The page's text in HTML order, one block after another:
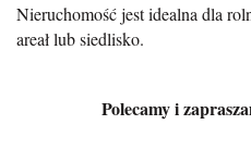
Nieruchomość jest idealna dla
areał lub siedlisko.
Polecamy i